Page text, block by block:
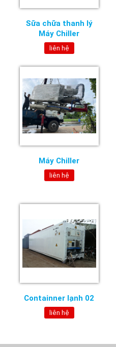
Sữa chữa thanh lý
Máy Chiller
liên hệ
Máy Chiller
liên hệ
Containner lạnh 02
liên hệ